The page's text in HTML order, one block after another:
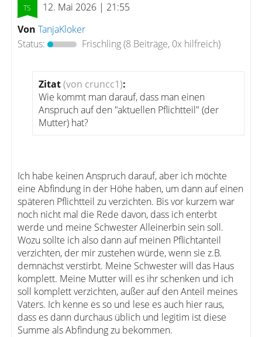
12. Mai 2026 | 21:55
Von TanjaKloker
Status:
Frischling(8 Beiträge, 0x hilfreich)
Zitat(von cruncc1):
Wie kommt man darauf, dass man einen
Anspruch auf den "aktuellen Pflichtteil" (der
Mutter) hat?
Ich habe keinen Anspruch darauf, aber ich möchte
eine Abfindung in der Höhe haben, um dann auf einen
späteren Pflichtteil zu verzichten. Bis vor kurzem war
noch nicht mal die Rede davon, dass ich enterbt
werde und meine Schwester Alleinerbin sein soll.
Wozu sollte ich also dann auf meinen Pflichtanteil
verzichten, der mir zustehen würde, wenn sie z.B.
demnächst verstirbt. Meine Schwester will das Haus
komplett. Meine Mutter will es ihr schenken und ich
soll komplett verzichten, außer auf den Anteil meines
Vaters. Ich kenne es so und lese es auch hier raus,
dass es dann durchaus üblich und legitim ist diese
Summe als Abfindung zu bekommen.